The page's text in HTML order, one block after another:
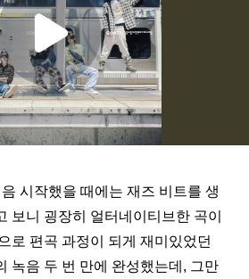
시작했을 때에는 재즈 비트를 생
보니 굉장히 얼터네이티브한 곡이
로 편곡 과정이 되게 재미있었던
녹음 두 번 만에 완성했는데, 그만